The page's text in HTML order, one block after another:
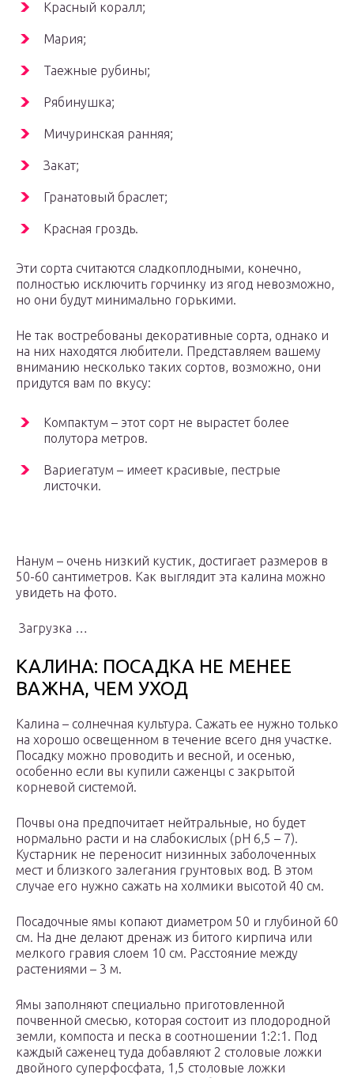
Красный коралл;
Мария;
Таежные рубины;
Рябинушка;
Мичуринская ранняя;
Закат;
Гранатовый браслет;
Красная гроздь.
Эти сорта считаются сладкоплодными, конечно,
полностью исключить горчинку из ягод невозможно,
но они будут минимально горькими.
Не так востребованы декоративные сорта, однако и
на них находятся любители. Представляем вашему
вниманию несколько таких сортов, возможно, они
придутся вам по вкусу:
Компактум – этот сорт не вырастет более
полутора метров.
Вариегатум – имеет красивые, пестрые
листочки.
Нанум – очень низкий кустик, достигает размеров в
50-60 сантиметров. Как выглядит эта калина можно
увидеть на фото.
Загрузка …
КАЛИНА: ПОСАДКА НЕ МЕНЕЕ
ВАЖНА, ЧЕМ УХОД
Калина – солнечная культура. Сажать ее нужно только
на хорошо освещенном в течение всего дня участке.
Посадку можно проводить и весной, и осенью,
особенно если вы купили саженцы с закрытой
корневой системой.
Почвы она предпочитает нейтральные, но будет
нормально расти и на слабокислых (рН 6,5 – 7).
Кустарник не переносит низинных заболоченных
мест и близкого залегания грунтовых вод. В этом
случае его нужно сажать на холмики высотой 40 см.
Посадочные ямы копают диаметром 50 и глубиной 60
см. На дне делают дренаж из битого кирпича или
мелкого гравия слоем 10 см. Расстояние между
растениями – 3 м.
Ямы заполняют специально приготовленной
почвенной смесью, которая состоит из плодородной
земли, компоста и песка в соотношении 1:2:1. Под
каждый саженец туда добавляют 2 столовые ложки
двойного суперфосфата, 1,5 столовые ложки